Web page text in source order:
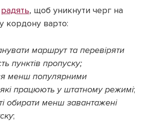
радять, щоб уникнути черг на
кордону варто:
маршрут та перевіряти
пунктів пропуску;
менш популярними
працюють у штатному режимі;
обирати менш завантажені
;